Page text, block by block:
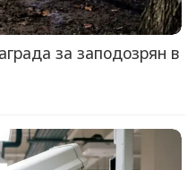
за заподозрян в